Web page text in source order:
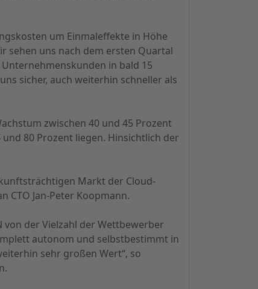
um Einmaleffekte in Höhe
sehen uns nach dem ersten Quartal
in bald 15
sicher, auch weiterhin schneller als
zwischen 40 und 45 Prozent
80 Prozent liegen. Hinsichtlich der
Markt der Cloud-
CTO Jan-Peter Koopmann.
von der Vielzahl der Wettbewerber
autonom und selbstbestimmt in
sehr großen Wert“, so